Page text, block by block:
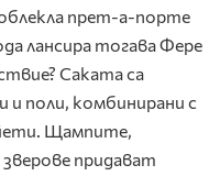
прет-а-порте
лансира тогава Фере
Саката са
и поли, комбинирани с
Щампите,
придават